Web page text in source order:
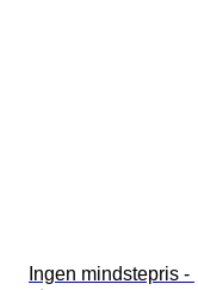
Ingen mindstepris -